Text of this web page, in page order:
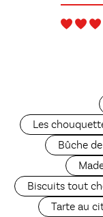
Les
Bûche
Biscuits tout
Tarte au